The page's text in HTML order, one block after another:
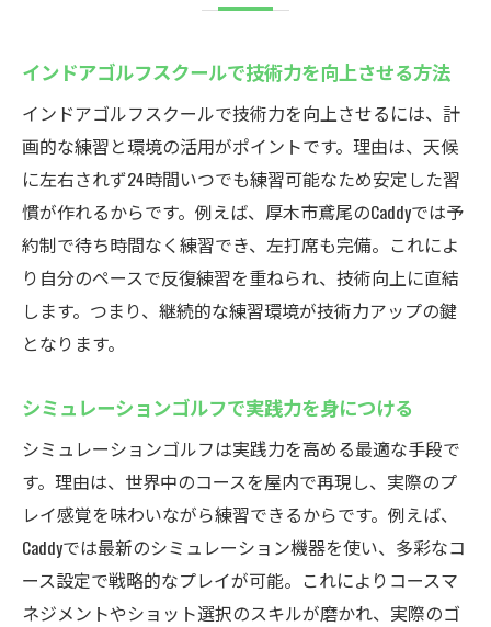
インドアゴルフスクールで技術力を向上させる方法
インドアゴルフスクールで技術力を向上させるには、計
画的な練習と環境の活用がポイントです。理由は、天候
に左右されず24時間いつでも練習可能なため安定した習
慣が作れるからです。例えば、厚木市鳶尾のCaddyでは予
約制で待ち時間なく練習でき、左打席も完備。これによ
り自分のペースで反復練習を重ねられ、技術向上に直結
します。つまり、継続的な練習環境が技術力アップの鍵
となります。
シミュレーションゴルフで実践力を身につける
シミュレーションゴルフは実践力を高める最適な手段で
す。理由は、世界中のコースを屋内で再現し、実際のプ
レイ感覚を味わいながら練習できるからです。例えば、
Caddyでは最新のシミュレーション機器を使い、多彩なコ
ース設定で戦略的なプレイが可能。これによりコースマ
ネジメントやショット選択のスキルが磨かれ、実際のゴ